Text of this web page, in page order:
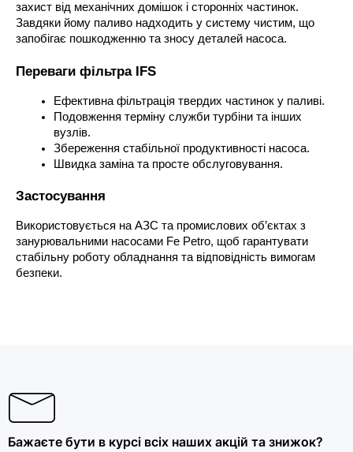
захист від механічних домішок і сторонніх частинок.
Завдяки йому паливо надходить у систему чистим, що
запобігає пошкодженню та зносу деталей насоса.
Переваги фільтра IFS
Ефективна фільтрація твердих частинок у паливі.
Подовження терміну служби турбіни та інших
вузлів.
Збереження стабільної продуктивності насоса.
Швидка заміна та просте обслуговування.
Застосування
Використовується на АЗС та промислових об’єктах з
занурювальними насосами Fe Petro, щоб гарантувати
стабільну роботу обладнання та відповідність вимогам
безпеки.
Бажаєте бути в курсі всіх наших акцій та знижок?